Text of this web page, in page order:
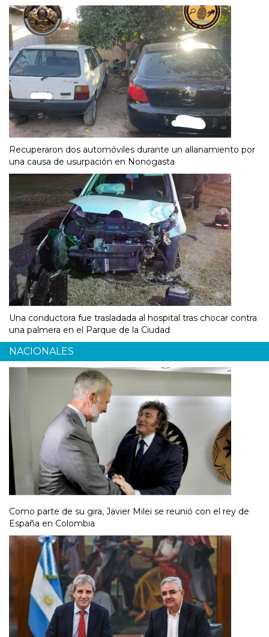
Recuperaron dos automóviles durante un allanamiento por
una causa de usurpación en Nonogasta
Una conductora fue trasladada al hospital tras chocar contra
una palmera en el Parque de la Ciudad
NACIONALES
Como parte de su gira, Javier Milei se reunió con el rey de
España en Colombia